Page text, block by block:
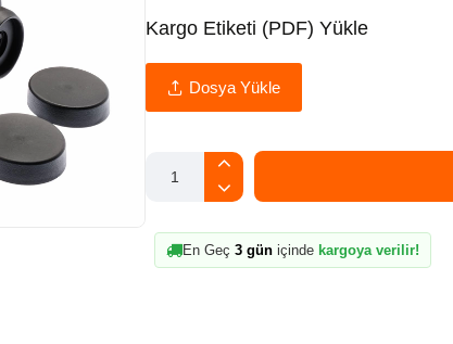
Kargo Etiketi (PDF) Yükle
Dosya Yükle
En Geç 3 gün içinde kargoya verilir!